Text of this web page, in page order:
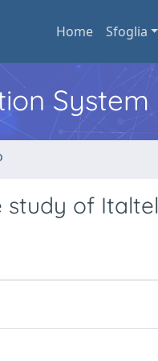
Home Sfoglia
System
study of Italtel